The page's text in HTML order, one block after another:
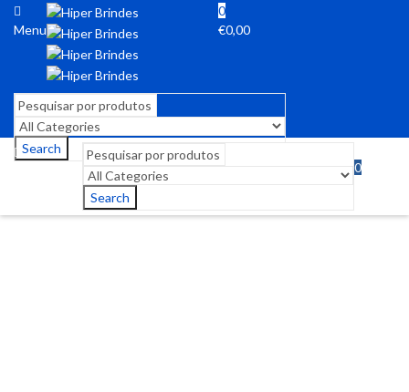
Menu
0
€0,00
Search
Search
0